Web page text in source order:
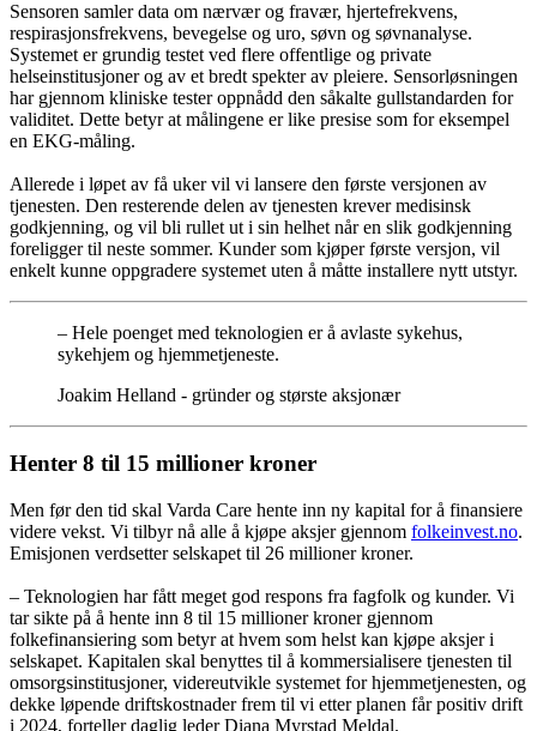
Sensoren samler data om nærvær og fravær, hjertefrekvens,
respirasjonsfrekvens, bevegelse og uro, søvn og søvnanalyse.
Systemet er grundig testet ved flere offentlige og private
helseinstitusjoner og av et bredt spekter av pleiere. Sensorløsningen
har gjennom kliniske tester oppnådd den såkalte gullstandarden for
validitet. Dette betyr at målingene er like presise som for eksempel
en EKG-måling.
Allerede i løpet av få uker vil vi lansere den første versjonen av
tjenesten. Den resterende delen av tjenesten krever medisinsk
godkjenning, og vil bli rullet ut i sin helhet når en slik godkjenning
foreligger til neste sommer. Kunder som kjøper første versjon, vil
enkelt kunne oppgradere systemet uten å måtte installere nytt utstyr.
– Hele poenget med teknologien er å avlaste sykehus,
sykehjem og hjemmetjeneste.
Joakim Helland - gründer og største aksjonær
Henter 8 til 15 millioner kroner
Men før den tid skal Varda Care hente inn ny kapital for å finansiere
videre vekst. Vi tilbyr nå alle å kjøpe aksjer gjennom folkeinvest.no.
Emisjonen verdsetter selskapet til 26 millioner kroner.
– Teknologien har fått meget god respons fra fagfolk og kunder. Vi
tar sikte på å hente inn 8 til 15 millioner kroner gjennom
folkefinansiering som betyr at hvem som helst kan kjøpe aksjer i
selskapet. Kapitalen skal benyttes til å kommersialisere tjenesten til
omsorgsinstitusjoner, videreutvikle systemet for hjemmetjenesten, og
dekke løpende driftskostnader frem til vi etter planen får positiv drift
i 2024, forteller daglig leder Diana Myrstad Meldal.